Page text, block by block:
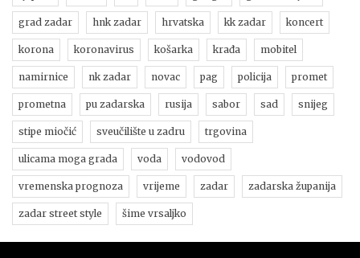
grad zadar hnk zadar hrvatska kk zadar koncert
korona koronavirus košarka krađa mobitel
namirnice nk zadar novac pag policija promet
prometna pu zadarska rusija sabor sad snijeg
stipe miočić sveučilište u zadru trgovina
ulicama moga grada voda vodovod
vremenska prognoza vrijeme zadar zadarska županija
zadar street style šime vrsaljko